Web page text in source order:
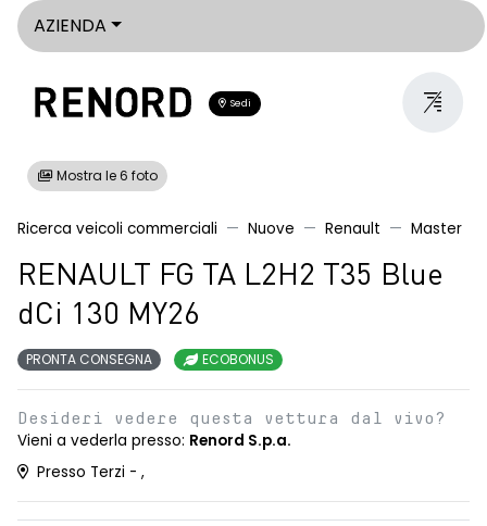
AZIENDA
Sedi
Mostra le 6 foto
Ricerca veicoli commerciali Nuove Renault Master
RENAULT FG TA L2H2 T35 Blue
dCi 130 MY26
PRONTA CONSEGNA ECOBONUS
Desideri vedere questa vettura dal vivo?
Vieni a vederla presso: Renord S.p.a.
Presso Terzi - ,